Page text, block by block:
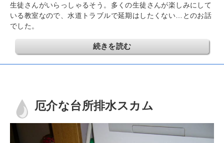
生徒さんがいらっしゃるそう。多くの生徒さんが楽しみにして
いる教室なので、水道トラブルで延期はしたくない…とのお話
でした。
続きを読む
厄介な台所排水スカム